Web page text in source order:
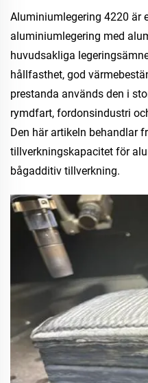
Aluminiumlegering 4220 är
aluminiumlegering med
huvudsakliga
hållfasthet, god
prestanda används den i
rymdfart, fordonsindustri
Den här artikeln behandlar
tillverkningskapacitet för
bågadditiv tillverkning.